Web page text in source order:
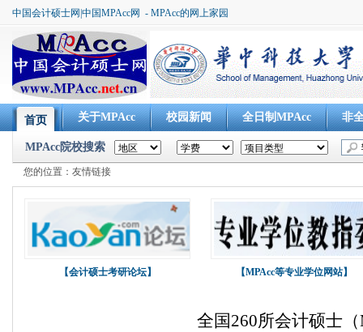
中国会计硕士网|中国MPAcc网 - MPAcc的网上家园
首页
aa
关于MPAcc
aa
校园新闻
aa
全日制MPAcc
aa
非
MPAcc院校搜索
您的位置：友情链接
【会计硕士考研论坛】 【MPAcc等专业学位网站】
全国260所会计硕士